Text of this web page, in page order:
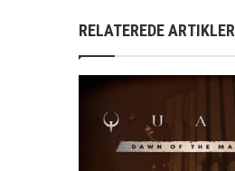
RELATEREDE ARTIKLER